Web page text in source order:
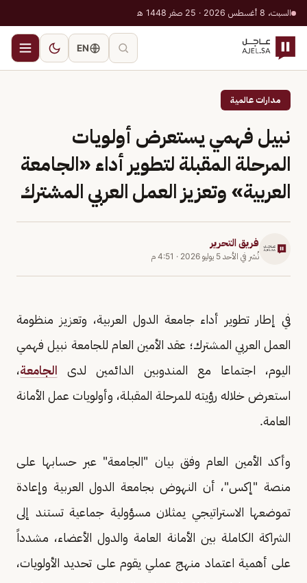
السبت، 8 أغسطس 2026 · 25 صفر 1448 هـ
EN
مدارات عالمية
نبيل فهمي يستعرض أولويات
المرحلة المقبلة لتطوير أداء «الجامعة
العربية» وتعزيز العمل العربي المشترك
فريق التحرير
نُشر في الأحد 5 يوليو 2026 · 4:51 م
في إطار تطوير أداء جامعة الدول العربية، وتعزيز منظومة
العمل العربي المشترك؛ عقد الأمين العام للجامعة نبيل فهمي
اليوم، اجتماعا مع المندوبين الدائمين لدى الجامعة،
استعرض خلاله رؤيته للمرحلة المقبلة، وأولويات عمل الأمانة
العامة.
وأكد الأمين العام وفق بيان "الجامعة" عبر حسابها على
منصة "إكس"، أن النهوض بجامعة الدول العربية وإعادة
تموضعها الاستراتيجي يمثلان مسؤولية جماعية تستند إلى
الشراكة الكاملة بين الأمانة العامة والدول الأعضاء، مشدداً
على أهمية اعتماد منهج عملي يقوم على تحديد الأولويات،